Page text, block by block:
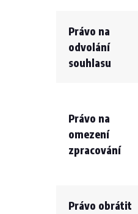
Právo na
odvolání
souhlasu
Právo na
omezení
zpracování
Právo obrátit